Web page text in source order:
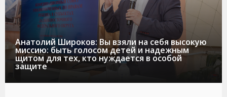
Анатолий Широков: Вы взяли на себя высокую
миссию: быть голосом детей и надежным
щитом для тех, кто нуждается в особой
защите